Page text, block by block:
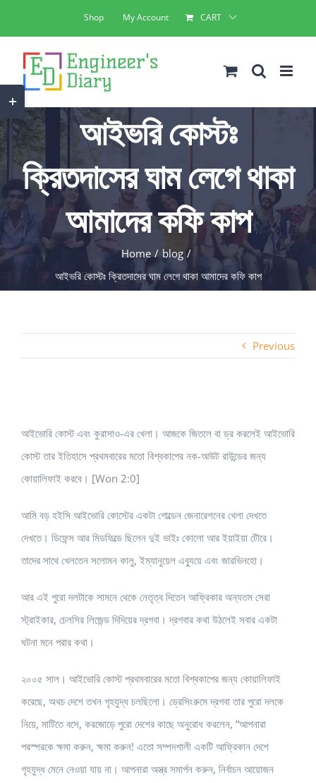
to
content
Shop My Account CART
আইভরি কোস্টঃ
ক্রিতদাসের ঘাম লেগে থাকা
আমাদের কফি কাপ
Home
blog
আইভরি কোস্টঃ ক্রিতদাসের ঘাম লেগে থাকা আমাদের কফি কাপ
Previous
Larger
Image
আইভোরি কোস্ট এবং কুরাসাও-এর খেলা। আজকে জিতলে বা ড্র করলেই আইভোরি
কোস্ট তার ইতিহাসে প্রথমবারের মতো বিশ্বকাপের নক-আউট রাউন্ডের জন্য
কোয়ালিফাই করবে। [Won 2:0]
আমি বড় হইসি আইভোরি কোস্টের একটা গোল্ডেন জেনারেশনের খেলা দেখতে
দেখতে। ডিফেন্স আর মিডফিল্ডে ছিলেন দুই ভাইঃ কোলো আর ইয়াইয়া টৌরে।
তাদের সাথে খেলতেন সলোমন কালু, ইম্যানুয়েল এব্যুয়ে এবং জারভিনহো।
আর এই পুরো দলটাকে সামনে থেকে নেতৃত্ব দিতেন আফ্রিকার অন্যতম সেরা
স্ট্রাইকার, চেলসির লিজেন্ড দিদিয়ের দ্রগবা। দ্রগবার কথা উঠলেই সবার একটা
ঘটনা মনে পরার কথা।
২০০৫ সাল। আইভোরি কোস্ট প্রথমবারের মতো বিশ্বকাপের জন্য কোয়ালিফাই
করেছে, অথচ দেশে তখন গৃহযুদ্ধ চলছিলো। ড্রেসিংরুমে দ্রগবা তার পুরো দলকে
নিয়ে, মাটিতে বসে, করজোড়ে পুরো দেশের কাছে অনুরোধ করলেন, “আপনারা
পরস্পরকে ক্ষমা করুন, ক্ষমা করুন! এতো সম্পদশালী একটি আফ্রিকান দেশে
গৃহযুদ্ধ মেনে নেওয়া যায় না। আপনারা অস্ত্র সমার্পন করুন, নির্বাচন আয়োজন
Toggle
Sliding
Bar
Area